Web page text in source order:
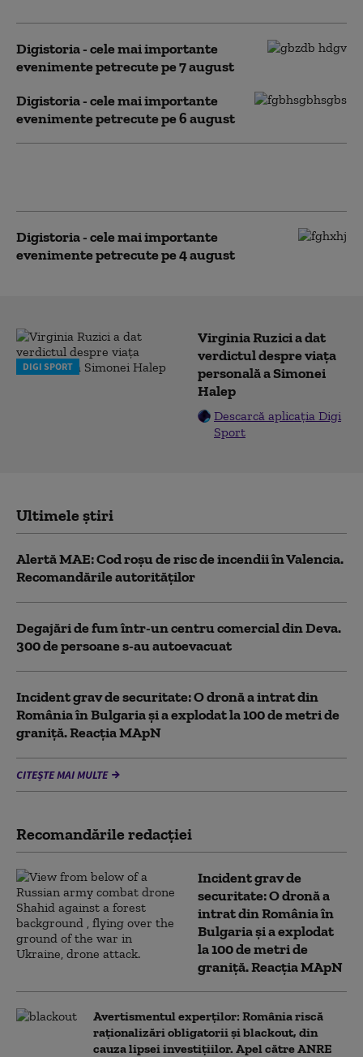
Digistoria - cele mai importante
evenimente petrecute pe 7 august
Digistoria - cele mai importante
evenimente petrecute pe 6 august
Digistoria - cele mai importante
evenimente petrecute pe 4 august
DIGI SPORT
Virginia Ruzici a dat
verdictul despre viața
personală a Simonei
Halep
Descarcă aplicația Digi
Sport
Ultimele știri
Alertă MAE: Cod roșu de risc de incendii în Valencia.
Recomandările autorităților
Degajări de fum într-un centru comercial din Deva.
300 de persoane s-au autoevacuat
Incident grav de securitate: O dronă a intrat din
România în Bulgaria şi a explodat la 100 de metri de
graniţă. Reacția MApN
CITEȘTE MAI MULTE
Recomandările redacţiei
Incident grav de
securitate: O dronă a
intrat din România în
Bulgaria şi a explodat
la 100 de metri de
graniţă. Reacția MApN
Avertismentul experților: România riscă
raționalizări obligatorii și blackout, din
cauza lipsei investițiilor. Apel către ANRE